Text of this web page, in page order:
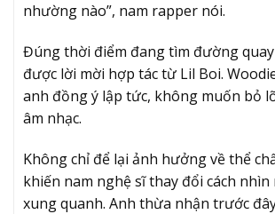
nhường nào”, nam rapper nói.
Đúng thời điểm đang tìm đường
được lời mời hợp tác từ Lil Boi.
anh đồng ý lập tức, không muốn bỏ
âm nhạc.
Không chỉ để lại ảnh hưởng về thể
khiến nam nghệ sĩ thay đổi cách
xung quanh. Anh thừa nhận trước